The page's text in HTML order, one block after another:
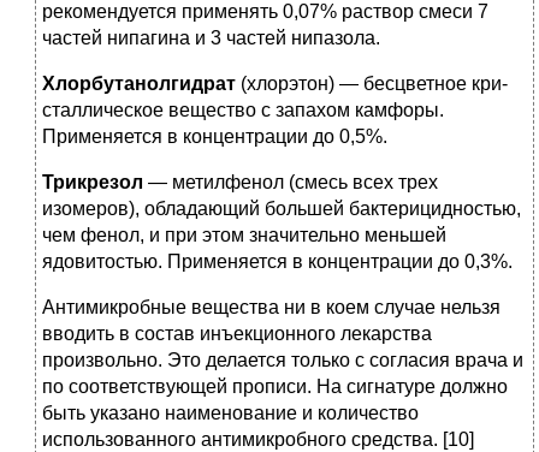
рекомендуется применять 0,07% рас­твор смеси 7
частей нипагина и 3 частей нипазола.
Хлорбутанолгидрат (хлорэтон) — бесцветное кри­
сталлическое вещество с запахом камфоры.
Применяется в концентрации до 0,5%.
Трикрезол — метилфенол (смесь всех трех
изомеров), обладающий большей бактерицидностью,
чем фенол, и при этом значительно меньшей
ядовитостью. Применяется в кон­центрации до 0,3%.
Антимикробные вещества ни в коем случае нельзя
вводить в состав инъекционного лекарства
произвольно. Это делается только с согласия врача и
по соответствующей прописи. На сигнатуре должно
быть указано наименование и количество
использованного антимикробного средства. [10]